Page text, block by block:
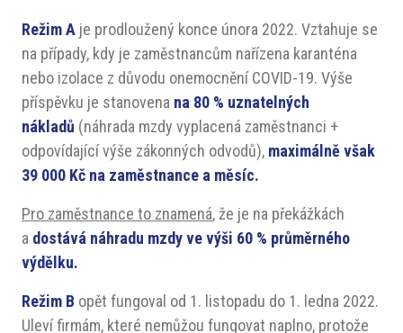
Režim A je prodloužený konce února 2022. Vztahuje se
na případy, kdy je zaměstnancům nařízena karanténa
nebo izolace z důvodu onemocnění COVID-19. Výše
příspěvku je stanovena na 80 % uznatelných
nákladů (náhrada mzdy vyplacená zaměstnanci +
odpovídající výše zákonných odvodů), maximálně však
39 000 Kč na zaměstnance a měsíc.
Pro zaměstnance to znamená, že je na překážkách
a dostává náhradu mzdy ve výši 60 % průměrného
výdělku.
Režim B opět fungoval od 1. listopadu do 1. ledna 2022.
Uleví firmám, které nemůžou fungovat naplno, protože